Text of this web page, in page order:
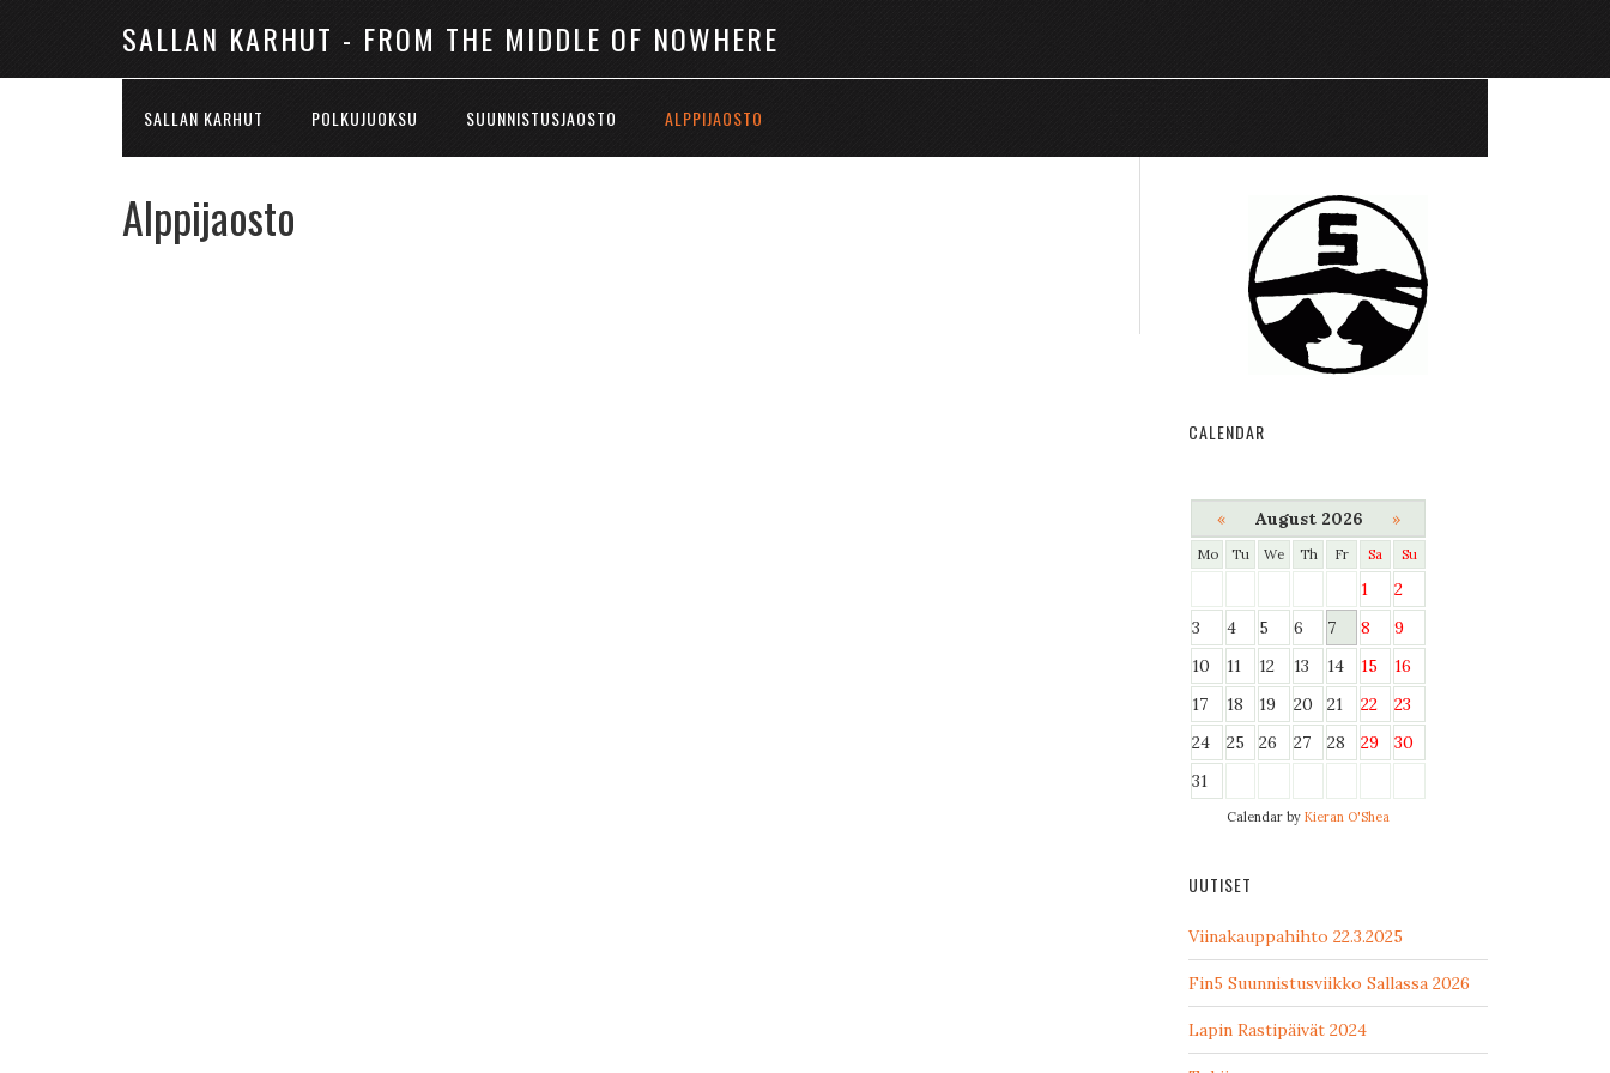
SALLAN KARHUT - FROM THE MIDDLE OF NOWHERE
SALLAN KARHUT POLKUJUOKSU SUUNNISTUSJAOSTO ALPPIJAOSTO
Alppijaosto
CALENDAR
« August 2026 »
Mo Tu We Th Fr Sa Su
1
2
3
4 5 6 7 8
9
10
11 12 13 14 15
16
17
18 19 20 21 22
23
24
25 26 27 28 29
30
31
Calendar by Kieran O'Shea
UUTISET
Viinakauppahihto 22.3.2025
Fin5 Suunnistusviikko Sallassa 2026
Lapin Rastipäivät 2024